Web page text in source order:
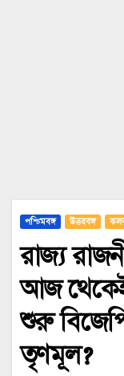
পশ্চিমবঙ্গ উত্তরবঙ্গ
রাজ্য
আজ থেকেই
শুরু
তৃণমূল?